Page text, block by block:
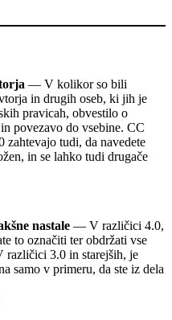
— V kolikor so bili
in drugih oseb, ki jih je
pravicah, obvestilo o
povezavo do vsebine. CC
zahtevajo tudi, da navedete
in se lahko tudi drugače
nastale — V različici 4.0,
to označiti ter obdržati vse
različici 3.0 in starejših, je
samo v primeru, da ste iz dela